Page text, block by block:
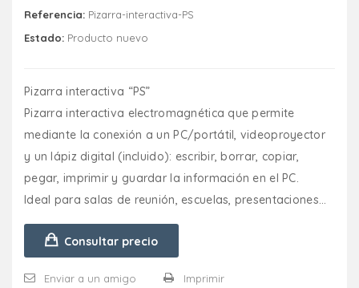
Referencia: Pizarra-interactiva-PS
Estado: Producto nuevo
Pizarra interactiva “PS”
Pizarra interactiva electromagnética que permite
mediante la conexión a un PC/portátil, videoproyector
y un lápiz digital (incluido): escribir, borrar, copiar,
pegar, imprimir y guardar la información en el PC.
Ideal para salas de reunión, escuelas, presentaciones...
Consultar precio
Enviar a un amigo
Imprimir